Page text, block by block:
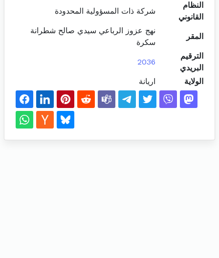
النظام
القانوني
شركة ذات المسؤولية المحدودة
المقر
نهج عزوز الرباعي سيدي صالح شطرانة
سكرة
الترقيم
البريدي
2036
الولاية اريانة